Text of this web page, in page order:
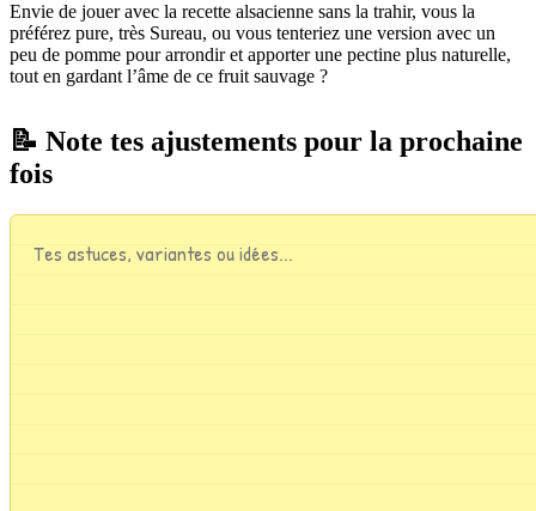
Envie de jouer avec la recette alsacienne sans la trahir, vous la
préférez pure, très Sureau, ou vous tenteriez une version avec un
peu de pomme pour arrondir et apporter une pectine plus naturelle,
tout en gardant l’âme de ce fruit sauvage ?
📝 Note tes ajustements pour la prochaine
fois